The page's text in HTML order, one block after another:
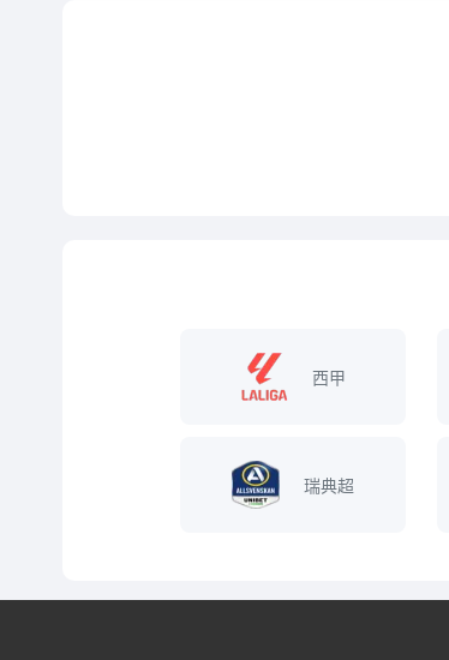
西甲
瑞典超